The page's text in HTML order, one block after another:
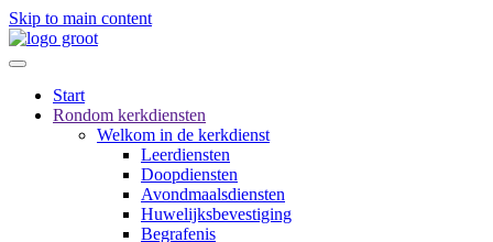
Skip to main content
Start
Rondom kerkdiensten
Welkom in de kerkdienst
Leerdiensten
Doopdiensten
Avondmaalsdiensten
Huwelijksbevestiging
Begrafenis